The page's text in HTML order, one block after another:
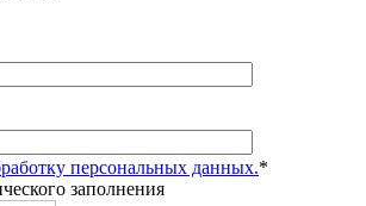
персональных данных.*
заполнения